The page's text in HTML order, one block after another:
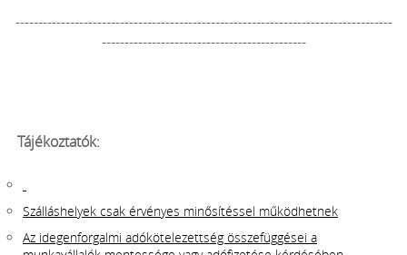
-----------------------------------------------------------------------------------
---------------------------------------------
Tájékoztatók:
Szálláshelyek csak érvényes minősítéssel működhetnek
Az idegenforgalmi adókötelezettség összefüggései a